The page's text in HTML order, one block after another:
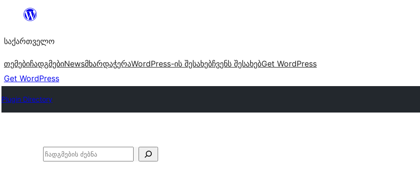
შიგთავსზე
საქართველო
თემებიჩადგმებიNewsმხარდაჭერაWordPress-ის შესახებჩვენს შესახებGet WordPress
Get WordPress
Plugin Directory
ძებნა